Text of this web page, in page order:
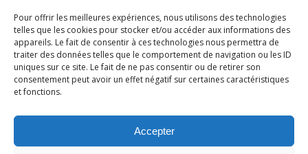
Pour offrir les meilleures expériences, nous utilisons des technologies
telles que les cookies pour stocker et/ou accéder aux informations des
appareils. Le fait de consentir à ces technologies nous permettra de
traiter des données telles que le comportement de navigation ou les ID
uniques sur ce site. Le fait de ne pas consentir ou de retirer son
consentement peut avoir un effet négatif sur certaines caractéristiques
et fonctions.
Accepter
AIRMES
Cliquez pour accepter les cookies